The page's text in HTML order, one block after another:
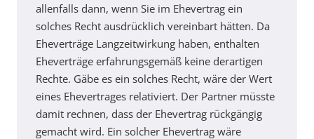
allenfalls dann, wenn Sie im Ehevertrag ein
solches Recht ausdrücklich vereinbart hätten. Da
Eheverträge Langzeitwirkung haben, enthalten
Eheverträge erfahrungsgemäß keine derartigen
Rechte. Gäbe es ein solches Recht, wäre der Wert
eines Ehevertrages relativiert. Der Partner müsste
damit rechnen, dass der Ehevertrag rückgängig
gemacht wird. Ein solcher Ehevertrag wäre